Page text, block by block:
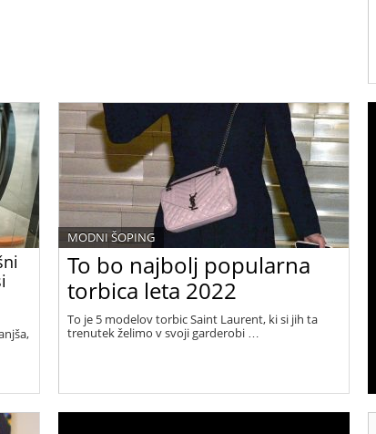
To bo najbolj popularna
torbica leta 2022
MODNI ŠOPING
To je 5 modelov torbic Saint Laurent, ki si jih ta
trenutek želimo v svoji garderobi …